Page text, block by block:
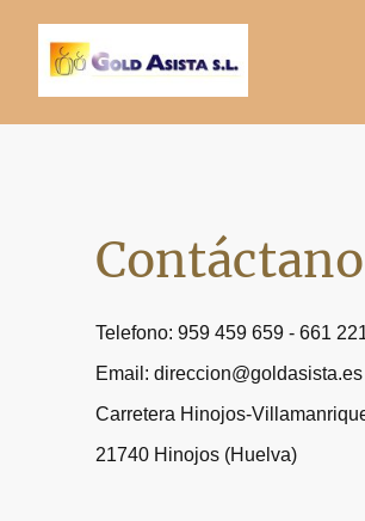
Telefono: 959 459 659 - 661
Email: direccion@goldasista.es
Carretera Hinojos-
21740 Hinojos (Huelva)